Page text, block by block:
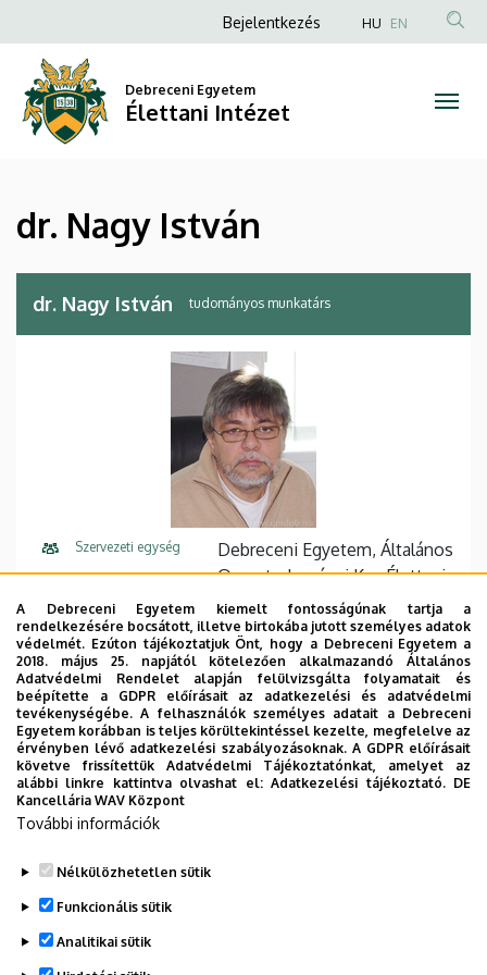
Nagy
István
Élettani
Intézet
a
tartalomra
Anonim
fiók
menüje
Bejelentkezés HU EN
Debreceni Egyetem
Élettani Intézet
dr. Nagy István
dr. Nagy István tudományos munkatárs
Szervezeti egység
Debreceni Egyetem, Általános
Orvostudományi Kar, Élettani
Intézet
Központi telefonszám +36 52 411 600
E-mail cím nagy.istvan@med.unideb.hu
Cím
4032 Debrecen, Nagyerdei
körút 98.
Épület
A Debreceni Egyetem kiemelt fontosságúnak tartja a
rendelkezésére bocsátott, illetve birtokába jutott személyes adatok
védelmét. Ezúton tájékoztatjuk Önt, hogy a Debreceni Egyetem a
2018. május 25. napjától kötelezően alkalmazandó Általános
Adatvédelmi Rendelet alapján felülvizsgálta folyamatait és
beépítette a GDPR előírásait az adatkezelési és adatvédelmi
tevékenységébe. A felhasználók személyes adatait a Debreceni
Egyetem korábban is teljes körültekintéssel kezelte, megfelelve az
érvényben lévő adatkezelési szabályozásoknak. A GDPR előírásait
követve frissítettük Adatvédelmi Tájékoztatónkat, amelyet az
alábbi linkre kattintva olvashat el:Adatkezelési tájékoztató. DE
Kancellária WAV Központ
További információk
Nélkülözhetetlen sütik
Funkcionális sütik
Analitikai sütik